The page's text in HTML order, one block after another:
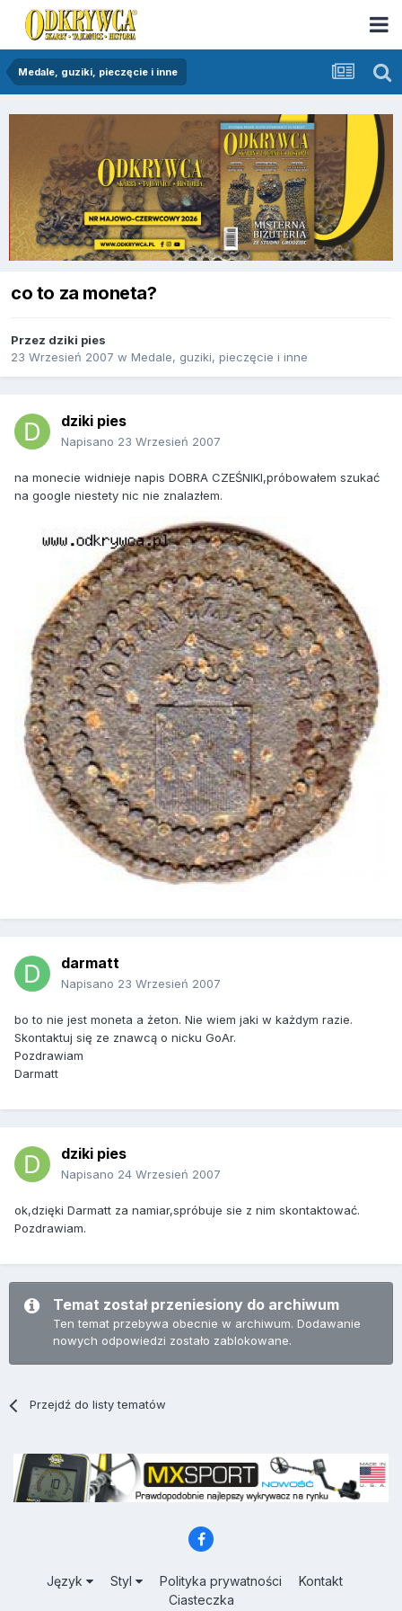
Medale, guziki, pieczęcie i inne
co to za moneta?
Przez dziki pies
23 Wrzesień 2007 w Medale, guziki, pieczęcie i inne
dziki pies
Napisano 23 Wrzesień 2007
na monecie widnieje napis DOBRA CZEŚNIKI,próbowałem szukać
na google niestety nic nie znalazłem.
darmatt
Napisano 23 Wrzesień 2007
bo to nie jest moneta a żeton. Nie wiem jaki w każdym razie.
Skontaktuj się ze znawcą o nicku GoAr.
Pozdrawiam
Darmatt
dziki pies
Napisano 24 Wrzesień 2007
ok,dzięki Darmatt za namiar,spróbuje sie z nim skontaktować.
Pozdrawiam.
Temat został przeniesiony do archiwum
Ten temat przebywa obecnie w archiwum. Dodawanie
nowych odpowiedzi zostało zablokowane.
Przejdź do listy tematów
Język Styl Polityka prywatności
Kontakt
Ciasteczka